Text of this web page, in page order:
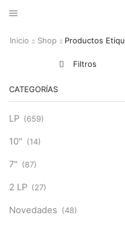
Inicio Shop Productos
Filtros
CATEGORÍAS
LP (659)
10" (14)
7" (87)
2 LP (27)
Novedades (48)